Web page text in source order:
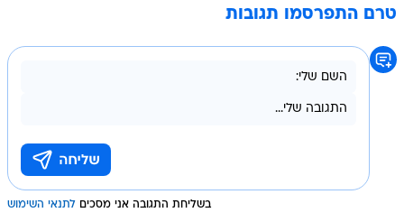
טרם התפרסמו תגובות
בשליחת התגובה אני מסכים לתנאי השימוש